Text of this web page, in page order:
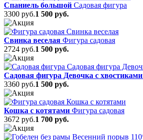
Спаниель большой Садовая фигура
3300 руб.1 500 руб.
Свинка веселая Фигура садовая
2724 руб.1 500 руб.
Садовая фигура Девочка с
3360 руб.1 500 руб.
Кошка с котятами Фигура садовая
3672 руб.1 700 руб.